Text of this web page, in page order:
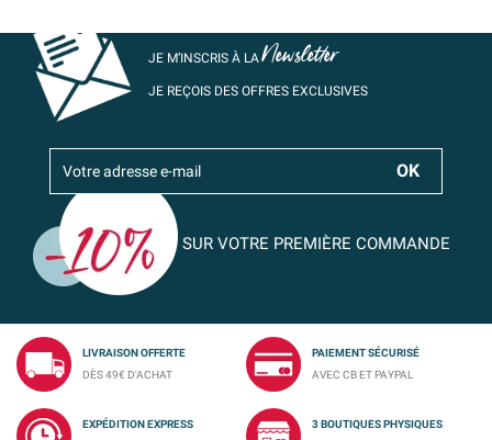
JE M’INSCRIS À LANewsletter
JE REÇOIS DES OFFRES EXCLUSIVES
SUR VOTRE PREMIÈRE COMMANDE
LIVRAISON OFFERTE
DÈS 49€ D'ACHAT
PAIEMENT SÉCURISÉ
AVEC CB ET PAYPAL
EXPÉDITION EXPRESS
3 BOUTIQUES PHYSIQUES